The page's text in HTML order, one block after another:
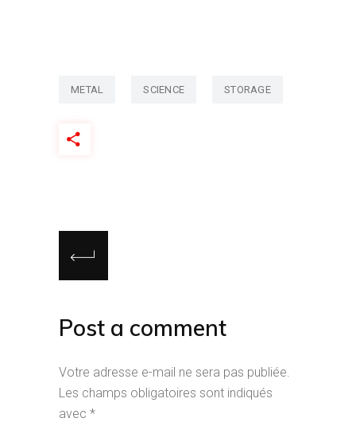
METAL SCIENCE STORAGE
Post a comment
Votre adresse e-mail ne sera pas publiée.
Les champs obligatoires sont indiqués
avec *